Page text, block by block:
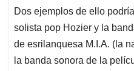
Dos ejemplos de ello
solista pop Hozier y la
de esrilanquesa M.I.A. (la
la banda sonora de la